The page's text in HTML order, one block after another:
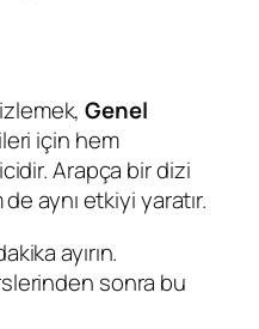
izlemek,Genel
için hem
Arapça bir dizi
aynı etkiyi yaratır.
ayırın.
sonra bu